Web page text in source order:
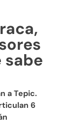
sabe
a Tepic.
6